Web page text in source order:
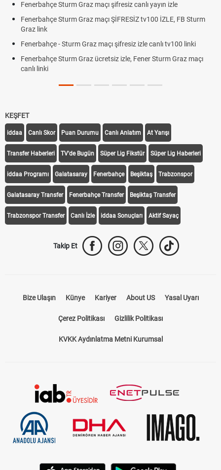
Fenerbahçe Sturm Graz maçı şifresiz canlı yayın izle
Fenerbahçe Sturm Graz maçı ŞİFRESİZ tv100 İZLE, FB Sturm
Graz link
Fenerbahçe - Sturm Graz maçı şifresiz izle canlı tv100 linki
Fenerbahçe Sturm Graz ücretsiz izle, Fener Sturm Graz maçı
canlı linki
KEŞFET
iddaa Canlı Skor Puan Durumu Canlı Anlatım At Yarışı
Transfer Haberleri TV'de Bugün Süper Lig Fikstür Süper Lig Haberleri
iddaa Programı Galatasaray Fenerbahçe Beşiktaş Trabzonspor
Galatasaray Transfer Fenerbahçe Transfer Beşiktaş Transfer
Trabzonspor Transfer Canlı İzle iddaa Sonuçları Aktif Sayaç
Takip Et
Bize Ulaşın Künye Kariyer About US Yasal Uyarı
Çerez Politikası Gizlilik Politikası
KVKK Aydınlatma Metni Kurumsal